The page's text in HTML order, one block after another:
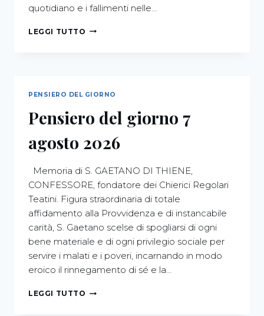
quotidiano e i fallimenti nelle…
LEGGI TUTTO
PENSIERO DEL GIORNO
Pensiero del giorno 7
agosto 2026
Memoria di S. GAETANO DI THIENE,
CONFESSORE, fondatore dei Chierici Regolari
Teatini. Figura straordinaria di totale
affidamento alla Provvidenza e di instancabile
carità, S. Gaetano scelse di spogliarsi di ogni
bene materiale e di ogni privilegio sociale per
servire i malati e i poveri, incarnando in modo
eroico il rinnegamento di sé e la…
LEGGI TUTTO